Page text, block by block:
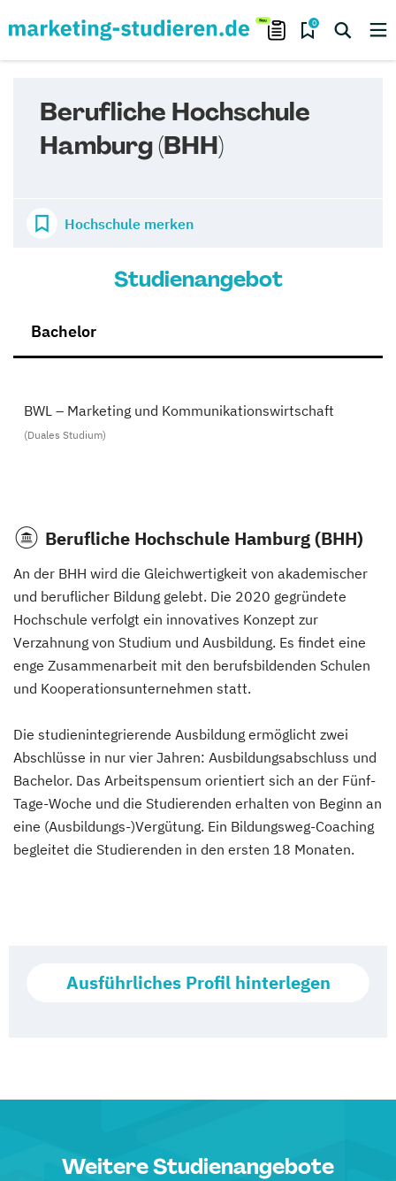
0
Berufliche Hochschule
Hamburg (BHH)
Hochschule merken
Studienangebot
Bachelor
BWL – Marketing und Kommunikationswirtschaft
(Duales Studium)
Berufliche Hochschule Hamburg (BHH)
An der BHH wird die Gleichwertigkeit von akademischer
und beruflicher Bildung gelebt. Die 2020 gegründete
Hochschule verfolgt ein innovatives Konzept zur
Verzahnung von Studium und Ausbildung. Es findet eine
enge Zusammenarbeit mit den berufsbildenden Schulen
und Kooperationsunternehmen statt.
Die studienintegrierende Ausbildung ermöglicht zwei
Abschlüsse in nur vier Jahren: Ausbildungsabschluss und
Bachelor. Das Arbeitspensum orientiert sich an der Fünf-
Tage-Woche und die Studierenden erhalten von Beginn an
eine (Ausbildungs-)Vergütung. Ein Bildungsweg-Coaching
begleitet die Studierenden in den ersten 18 Monaten.
Ausführliches Profil hinterlegen
Weitere Studienangebote